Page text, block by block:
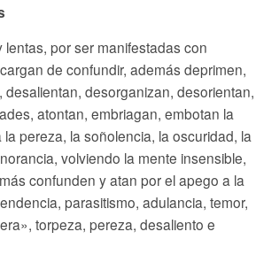
por ser manifestadas con
de confundir, además deprimen,
desalientan, desorganizan, desorientan,
atontan, embriagan, embotan la
pereza, la soñolencia, la oscuridad, la
volviendo la mente insensible,
confunden y atan por el apego a la
parasitismo, adulancia, temor,
torpeza, pereza, desaliento e